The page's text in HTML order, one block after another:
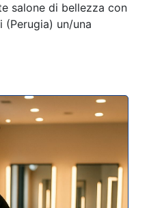
salone di bellezza con
(Perugia) un/una